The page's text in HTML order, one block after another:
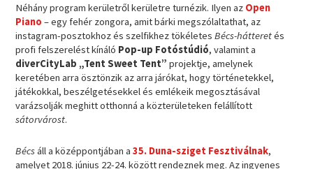
Néhány program kerületről kerületre turnézik. Ilyen az Open
Piano – egy fehér zongora, amit bárki megszólaltathat, az
instagram-posztokhoz és szelfikhez tökéletesBécs-hátteretés
profi felszerelést kínáló Pop-up Fotóstúdió, valamint a
diverCityLab „Tent Sweet Tent” projektje, amelynek
keretében arra ösztönzik az arra járókat, hogy történetekkel,
játékokkal, beszélgetésekkel és emlékeik megosztásával
varázsolják meghitt otthonná a közterületeken felállított
sátorvárost.
Bécsáll a középpontjában a35. Duna-sziget Fesztiválnak,
amelyet 2018. június 22-24. között rendeznek meg. Az ingyenes